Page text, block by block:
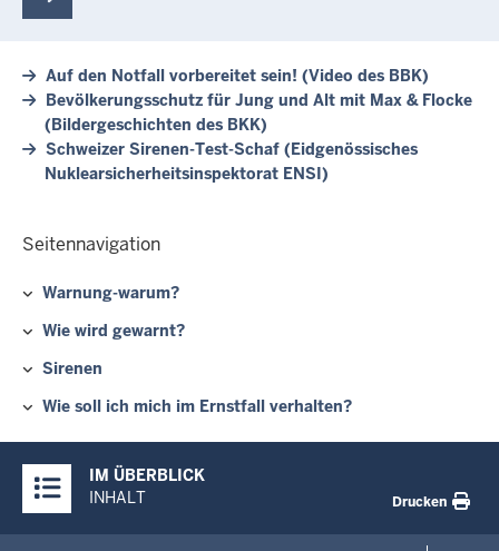
Auf den Notfall vorbereitet sein! (Video des BBK)
Bevölkerungsschutz für Jung und Alt mit Max & Flocke
(Bildergeschichten des BKK)
Schweizer Sirenen-Test-Schaf (Eidgenössisches
Nuklearsicherheitsinspektorat ENSI)
Seitennavigation
Warnung-warum?
Wie wird gewarnt?
Sirenen
Wie soll ich mich im Ernstfall verhalten?
Inhalte
IM ÜBERBLICK
INHALT
Drucken